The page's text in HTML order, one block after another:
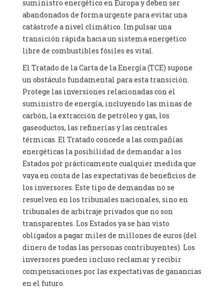
suministro energético en Europa y deben ser
abandonados de forma urgente para evitar una
catástrofe a nivel climático. Impulsar una
transición rápida hacia un sistema energético
libre de combustibles fósiles es vital.
El Tratado de la Carta de la Energía (TCE) supone
un obstáculo fundamental para esta transición.
Protege las inversiones relacionadas con el
suministro de energía, incluyendo las minas de
carbón, la extracción de petróleo y gas, los
gaseoductos, las refinerías y las centrales
térmicas. El Tratado concede a las compañías
energéticas la posibilidad de demandar a los
Estados por prácticamente cualquier medida que
vaya en conta de las expectativas de beneficios de
los inversores. Este tipo de demandas no se
resuelven en los tribunales nacionales, sino en
tribunales de arbitraje privados que no son
transparentes. Los Estados ya se han visto
obligados a pagar miles de millones de euros (del
dinero de todas las personas contribuyentes). Los
inversores pueden incluso reclamar y recibir
compensaciones por las expectativas de ganancias
en el futuro.